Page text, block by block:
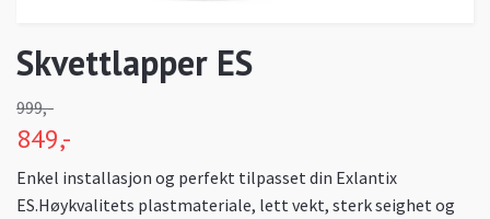
Skvettlapper ES
999,-
849,-
Enkel installasjon og perfekt tilpasset din Exlantix
ES.Høykvalitets plastmateriale, lett vekt, sterk seighet og